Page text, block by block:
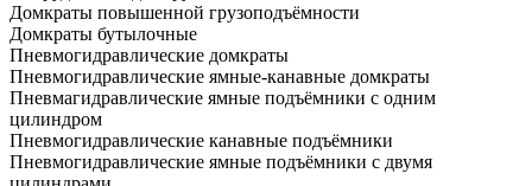
Домкраты повышенной грузоподъёмности
Домкраты бутылочные
Пневмогидравлические домкраты
Пневмогидравлические ямные-канавные домкраты
Пневмагидравлические ямные подъёмники с одним
цилиндром
Пневмогидравлические канавные подъёмники
Пневмогидравлические ямные подъёмники с двумя